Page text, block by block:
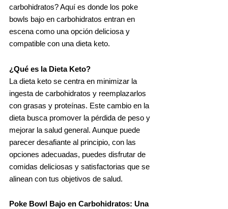
carbohidratos? Aquí es donde los poke
bowls bajo en carbohidratos entran en
escena como una opción deliciosa y
compatible con una dieta keto.
¿Qué es la Dieta Keto?
La dieta keto se centra en minimizar la
ingesta de carbohidratos y reemplazarlos
con grasas y proteínas. Este cambio en la
dieta busca promover la pérdida de peso y
mejorar la salud general. Aunque puede
parecer desafiante al principio, con las
opciones adecuadas, puedes disfrutar de
comidas deliciosas y satisfactorias que se
alinean con tus objetivos de salud.
Poke Bowl Bajo en Carbohidratos: Una